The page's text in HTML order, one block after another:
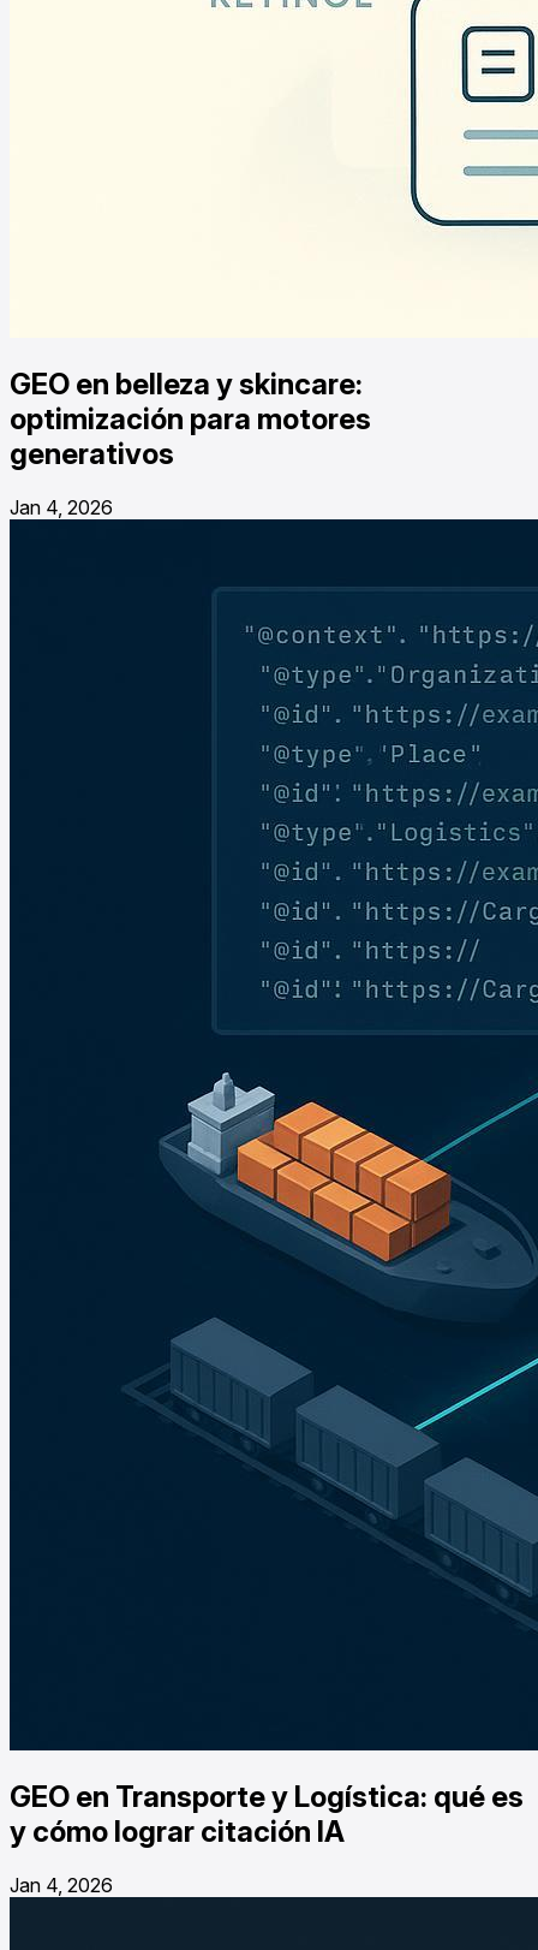
GEO en belleza y skincare:
optimización para motores
generativos
Jan 4, 2026
GEO en Transporte y Logística: qué es
y cómo lograr citación IA
Jan 4, 2026